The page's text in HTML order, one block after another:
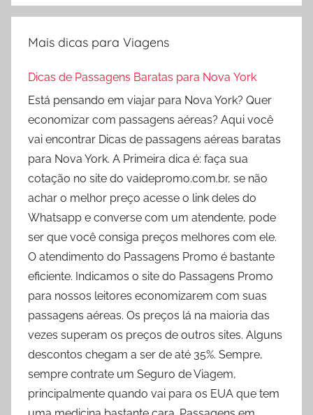
Mais dicas para Viagens
Dicas de Passagens Baratas para Nova York
Está pensando em viajar para Nova York? Quer
economizar com passagens aéreas? Aqui você
vai encontrar Dicas de passagens aéreas baratas
para Nova York. A Primeira dica é: faça sua
cotação no site do vaidepromo.com.br, se não
achar o melhor preço acesse o link deles do
Whatsapp e converse com um atendente, pode
ser que você consiga preços melhores com ele.
O atendimento do Passagens Promo é bastante
eficiente. Indicamos o site do Passagens Promo
para nossos leitores economizarem com suas
passagens aéreas. Os preços lá na maioria das
vezes superam os preços de outros sites. Alguns
descontos chegam a ser de até 35%. Sempre,
sempre contrate um Seguro de Viagem,
principalmente quando vai para os EUA que tem